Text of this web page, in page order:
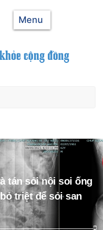
Menu
tán sỏi nội soi ống
triệt để sỏi san